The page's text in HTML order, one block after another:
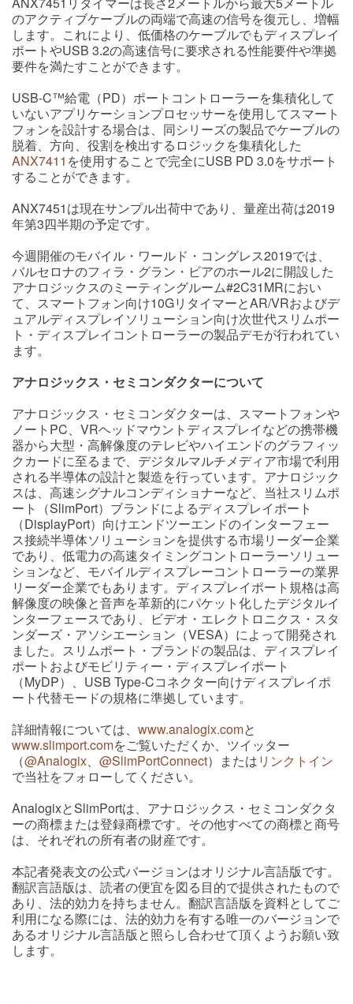
のアクティブケーブルの両端で高速の信号を復元し、増幅
します。これにより、低価格のケーブルでもディスプレイ
ポートやUSB 3.2の高速信号に要求される性能要件や準拠
要件を満たすことができます。
USB-C™給電（PD）ポートコントローラーを集積化して
いないアプリケーションプロセッサーを使用してスマート
フォンを設計する場合は、同シリーズの製品でケーブルの
脱着、方向、役割を検出するロジックを集積化した
ANX7411 を使用することで完全にUSB PD 3.0をサポート
することができます。
ANX7451は現在サンプル出荷中であり、量産出荷は2019
年第3四半期の予定です。
今週開催のモバイル・ワールド・コングレス2019では、
バルセロナのフィラ・グラン・ビアのホール2に開設した
アナロジックスのミーティングルーム#2C31MRにおい
て、スマートフォン向け10GリタイマーとAR/VRおよびデ
ュアルディスプレイソリューション向け次世代スリムポー
ト・ディスプレイコントローラーの製品デモが行われてい
ます。
アナロジックス・セミコンダクターについて
アナロジックス・セミコンダクターは、スマートフォンや
ノートPC、VRヘッドマウントディスプレイなどの携帯機
器から大型・高解像度のテレビやハイエンドのグラフィッ
クカードに至るまで、デジタルマルチメディア市場で利用
される半導体の設計と製造を行っています。アナロジック
スは、高速シグナルコンディショナーなど、当社スリムポ
ート（SlimPort）ブランドによるディスプレイポート
（DisplayPort）向けエンドツーエンドのインターフェー
ス接続半導体ソリューションを提供する市場リーダー企業
であり、低電力の高速タイミングコントローラーソリュー
ションなど、モバイルディスプレーコントローラーの業界
リーダー企業でもあります。ディスプレイポート規格は高
解像度の映像と音声を革新的にパケット化したデジタルイ
ンターフェースであり、ビデオ・エレクトロニクス・スタ
ンダーズ・アソシエーション（VESA）によって開発され
ました。スリムポート・ブランドの製品は、ディスプレイ
ポートおよびモビリティー・ディスプレイポート
（MyDP）、USB Type-Cコネクター向けディスプレイポ
ート代替モードの規格に準拠しています。
詳細情報については、 www.analogix.comと
www.slimport.comをご覧いただくか、ツイッター
（@Analogix @SlimPortConnect）またはリンクトイン
で当社をフォローしてください。
AnalogixとSlimPortは、アナロジックス・セミコンダクタ
ーの商標または登録商標です。その他すべての商標と商号
は、それぞれの所有者の財産です。
本記者発表文の公式バージョンはオリジナル言語版です。
翻訳言語版は、読者の便宜を図る目的で提供されたもので
あり、法的効力を持ちません。翻訳言語版を資料としてご
利用になる際には、法的効力を有する唯一のバージョンで
あるオリジナル言語版と照らし合わせて頂くようお願い致
します。